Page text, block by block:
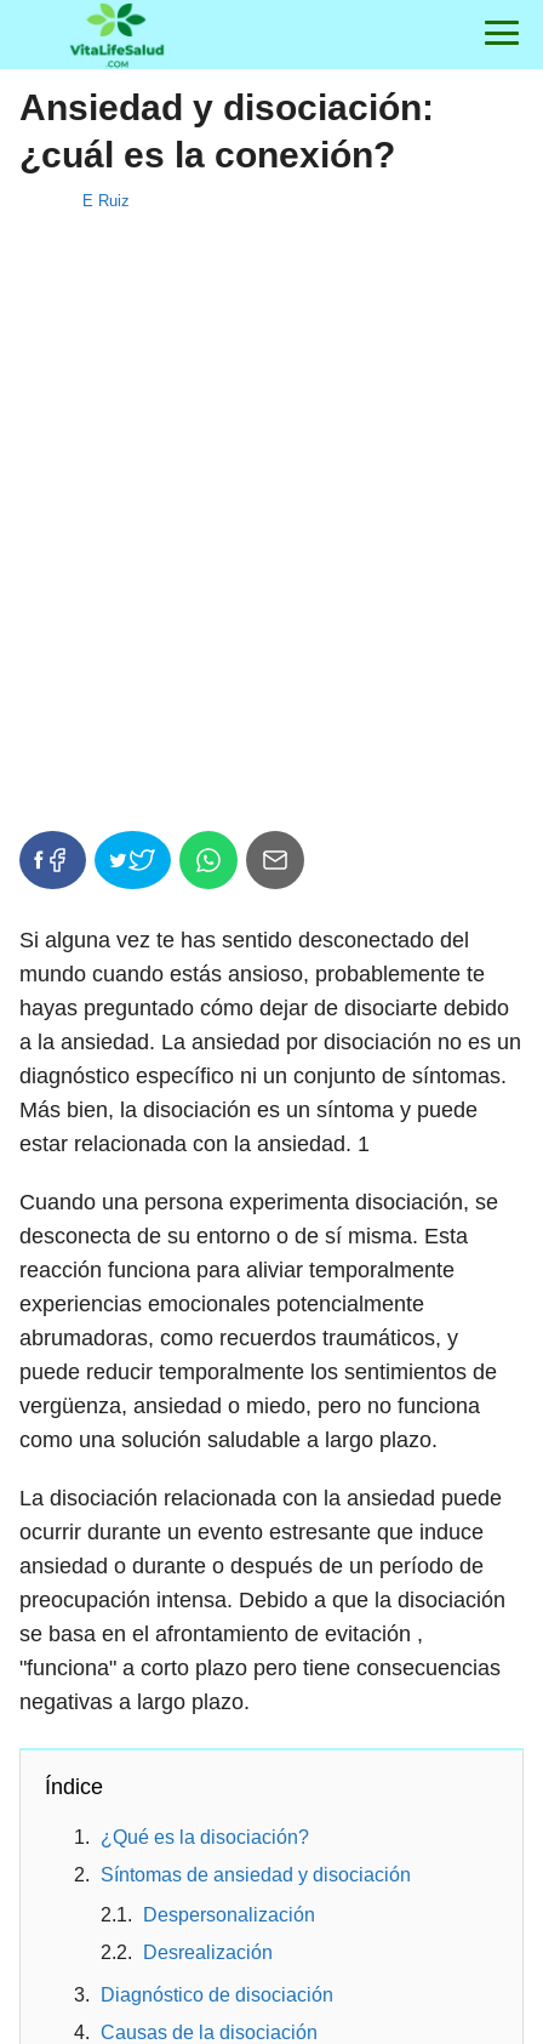
Ansiedad y disociación:
¿cuál es la conexión?
E Ruiz
Si alguna vez te has sentido desconectado del
mundo cuando estás ansioso, probablemente te
hayas preguntado cómo dejar de disociarte debido
a la ansiedad. La ansiedad por disociación no es un
diagnóstico específico ni un conjunto de síntomas.
Más bien, la disociación es un síntoma y puede
estar relacionada con la ansiedad. 1
Cuando una persona experimenta disociación, se
desconecta de su entorno o de sí misma. Esta
reacción funciona para aliviar temporalmente
experiencias emocionales potencialmente
abrumadoras, como recuerdos traumáticos, y
puede reducir temporalmente los sentimientos de
vergüenza, ansiedad o miedo, pero no funciona
como una solución saludable a largo plazo.
La disociación relacionada con la ansiedad puede
ocurrir durante un evento estresante que induce
ansiedad o durante o después de un período de
preocupación intensa. Debido a que la disociación
se basa en el afrontamiento de evitación ,
"funciona" a corto plazo pero tiene consecuencias
negativas a largo plazo.
Índice
¿Qué es la disociación?
Síntomas de ansiedad y disociación
Despersonalización
Desrealización
Diagnóstico de disociación
Causas de la disociación